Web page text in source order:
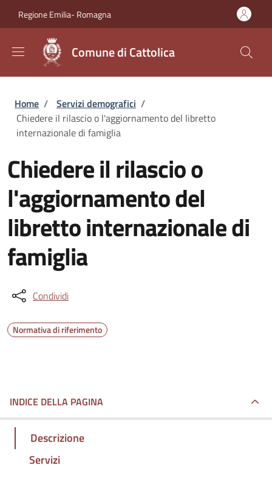
Regione Emilia- Romagna
Comune di Cattolica
Briciole di pane
Home / Servizi demografici /
Chiedere il rilascio o l'aggiornamento del libretto
internazionale di famiglia
Chiedere il rilascio o
l'aggiornamento del
libretto internazionale di
famiglia
Condividi
Normativa di riferimento
INDICE DELLA PAGINA
Descrizione
Servizi